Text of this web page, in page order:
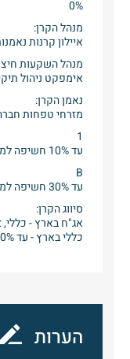
0%
מנהל הקרן:
איילון קרנות
מנהל השקעות
אימפקט ניהול
נאמן הקרן:
מזרחי טפחות
1
עד 10% חשיפה למניות בערך מוחלט
B
עד 30% חשיפה למט"ח בערך מוחלט
סיווג הקרן:
כללי בארץ - עד 10% מניות ללא סימן קריאה
הערות